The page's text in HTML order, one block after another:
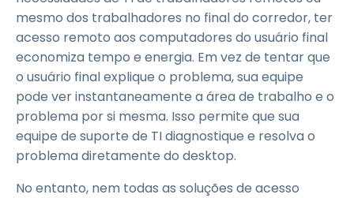
mesmo dos trabalhadores no final do corredor, ter
acesso remoto aos computadores do usuário final
economiza tempo e energia. Em vez de tentar que
o usuário final explique o problema, sua equipe
pode ver instantaneamente a área de trabalho e o
problema por si mesma. Isso permite que sua
equipe de suporte de TI diagnostique e resolva o
problema diretamente do desktop.
No entanto, nem todas as soluções de acesso